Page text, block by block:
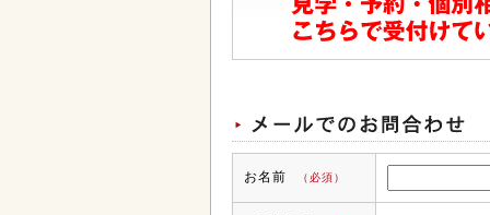
お名前 （必須）